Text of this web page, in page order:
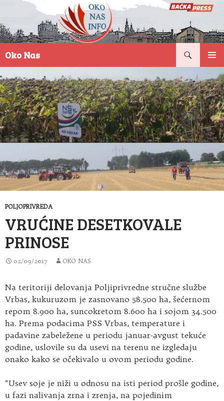
Oko Nas
SADRŽAJ
POLJOPRIVREDA
VRUĆINE DESETKOVALE
PRINOSE
02/09/2017 OKO NAS
Na teritoriji delovanja Poljiprivredne stručne službe
Vrbas, kukuruzom je zasnovano 58.500 ha, šećernom
repom 8.900 ha, suncokretom 8.600 ha i sojom 34.500
ha. Prema podacima PSS Vrbas, temperature i
padavine zabeležene u periodu januar-avgust tekuće
godine, uslovile su da usevi na terenu ne izgledaju
onako kako se očekivalo u ovom periodu godine.
“Usev soje je niži u odnosu na isti period prošle godine,
u fazi nalivanja zrna i zrenja, na pojedinim